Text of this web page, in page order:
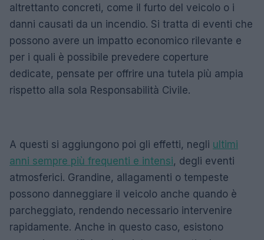
altrettanto concreti, come il furto del veicolo o i
danni causati da un incendio. Si tratta di eventi che
possono avere un impatto economico rilevante e
per i quali è possibile prevedere coperture
dedicate, pensate per offrire una tutela più ampia
rispetto alla sola Responsabilità Civile.
A questi si aggiungono poi gli effetti, negli ultimi
anni sempre più frequenti e intensi, degli eventi
atmosferici. Grandine, allagamenti o tempeste
possono danneggiare il veicolo anche quando è
parcheggiato, rendendo necessario intervenire
rapidamente. Anche in questo caso, esistono